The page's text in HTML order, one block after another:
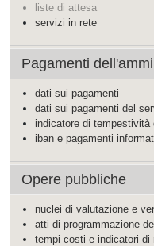
liste di attesa
servizi in rete
Pagamenti
dati sui pagamenti
dati sui pagamenti del
indicatore di tempestività
iban e pagamenti
Opere pubbliche
nuclei di valutazione e
atti di programmazione
tempi costi e indicatori di